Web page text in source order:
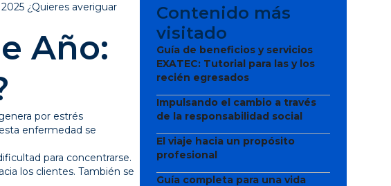
¿Quieres averiguar
Año:
por estrés
enfermedad se
para concentrarse.
los clientes. También se
Contenido más
visitado
Guía de beneficios y servicios
EXATEC: Tutorial para las y los
recién egresados
Impulsando el cambio a través
de la responsabilidad social
El viaje hacia un propósito
profesional
Guía completa para una vida